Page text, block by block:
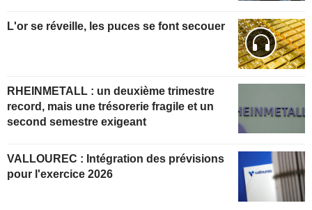
L'or se réveille, les puces se font secouer
RHEINMETALL : un deuxième trimestre
record, mais une trésorerie fragile et un
second semestre exigeant
VALLOUREC : Intégration des prévisions
pour l'exercice 2026